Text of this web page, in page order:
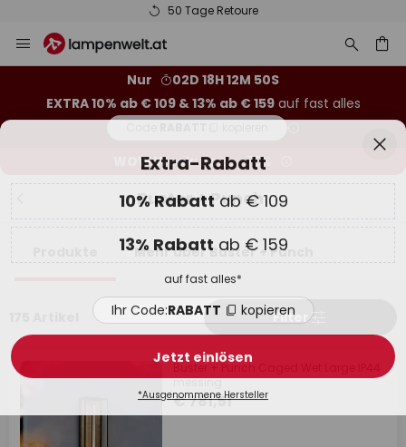
50 Tage Retoure
Inhalt
Nur
02D 18H 12M 49S
EXTRA 10% ab € 109 & 13% ab € 159auf fast alles
WOW Week:Bis zu -70%
Buster + Punch
Mehr über Buster + Punch
Filter
Buster + Punch Caged Wet Large IP44
messing
€ 781,51
Extra-Rabatt
10% Rabattab € 109
13% Rabattab € 159
auf fast alles*
Ihr Code: RABATT kopieren
Jetzt einlösen
*Ausgenommene Hersteller